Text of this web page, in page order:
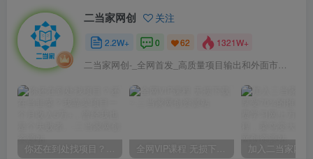
二当家网创 关注
2.2W+ 0 62 1321W+
二当家网创-_全网首发_高质量项目输出和外面市场高价课程一模一样
你还在到处找项目？还在当韭菜？我靠卖项目一个月收入5万+，曾经我也是个失败者。 全网VIP课程 无损下载~